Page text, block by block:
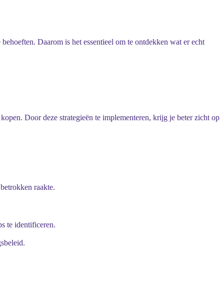
Daarom is het essentieel om te ontdekken wat er echt
Door deze strategieën te implementeren, krijg je beter zicht op
raakte.
te identificeren.